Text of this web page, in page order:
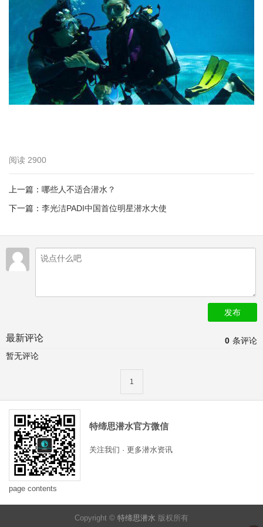
阅读 2900
上一篇： 哪些人不适合潜水？
下一篇： 李光洁PADI中国首位明星潜水大使
发布
0 条评论
最新评论
暂无评论
1
特缔思潜水官方微信
关注我们 · 更多潜水资讯
page contents
Copyright © 特缔思潜水 版权所有